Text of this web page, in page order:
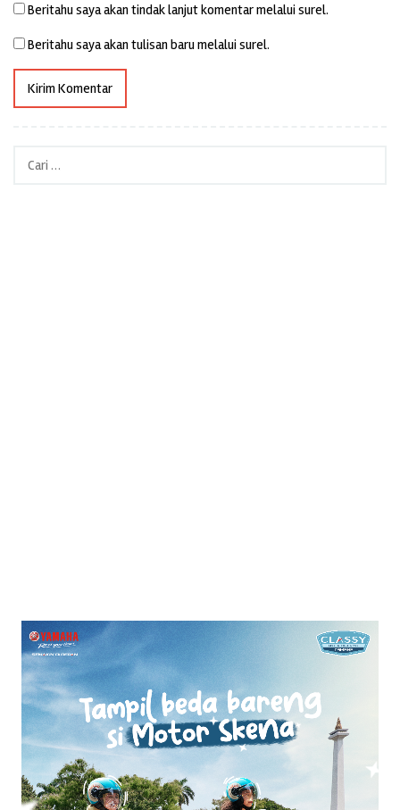
Beritahu saya akan tindak lanjut komentar melalui surel.
Beritahu saya akan tulisan baru melalui surel.